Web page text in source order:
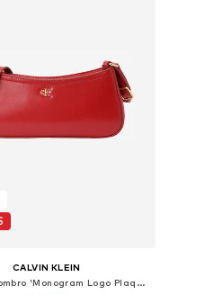
CALVIN KLEIN
Bolso de hombro 'Monogram Logo Plaque Shoulder'